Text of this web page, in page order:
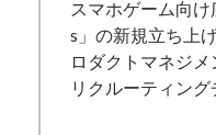
スマホゲーム向
s」の新規立ち上
ロダクトマネジ
リクルーティング